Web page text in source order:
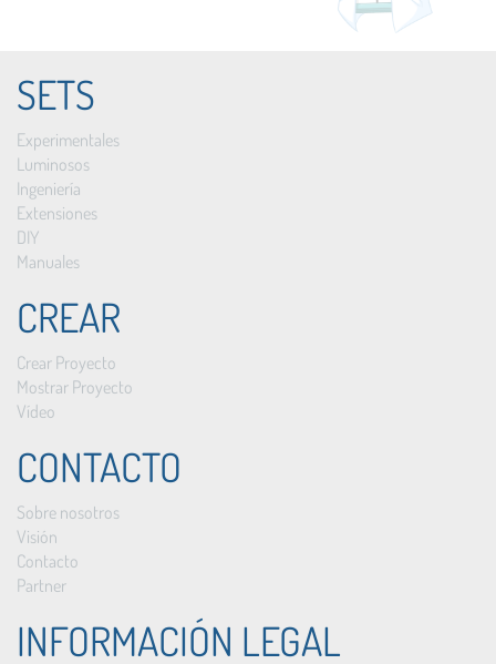
SETS
Experimentales
Luminosos
Ingeniería
Extensiones
DIY
Manuales
CREAR
Crear Proyecto
Mostrar Proyecto
Vídeo
CONTACTO
Sobre nosotros
Visión
Contacto
Partner
INFORMACIÓN LEGAL